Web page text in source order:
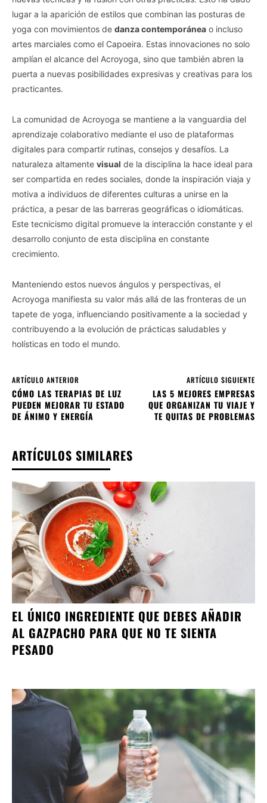
lugar a la aparición de estilos que combinan las posturas de
yoga con movimientos de danza contemporánea o incluso
artes marciales como el Capoeira. Estas innovaciones no solo
amplían el alcance del Acroyoga, sino que también abren la
puerta a nuevas posibilidades expresivas y creativas para los
practicantes.
La comunidad de Acroyoga se mantiene a la vanguardia del
aprendizaje colaborativo mediante el uso de plataformas
digitales para compartir rutinas, consejos y desafíos. La
naturaleza altamente visual de la disciplina la hace ideal para
ser compartida en redes sociales, donde la inspiración viaja y
motiva a individuos de diferentes culturas a unirse en la
práctica, a pesar de las barreras geográficas o idiomáticas.
Este tecnicismo digital promueve la interacción constante y el
desarrollo conjunto de esta disciplina en constante
crecimiento.
Manteniendo estos nuevos ángulos y perspectivas, el
Acroyoga manifiesta su valor más allá de las fronteras de un
tapete de yoga, influenciando positivamente a la sociedad y
contribuyendo a la evolución de prácticas saludables y
holísticas en todo el mundo.
ARTÍCULO ANTERIOR
CÓMO LAS TERAPIAS DE LUZ
PUEDEN MEJORAR TU ESTADO
DE ÁNIMO Y ENERGÍA
ARTÍCULO SIGUIENTE
LAS 5 MEJORES EMPRESAS
QUE ORGANIZAN TU VIAJE Y
TE QUITAS DE PROBLEMAS
ARTÍCULOS SIMILARES
EL ÚNICO INGREDIENTE QUE DEBES AÑADIR
AL GAZPACHO PARA QUE NO TE SIENTA
PESADO